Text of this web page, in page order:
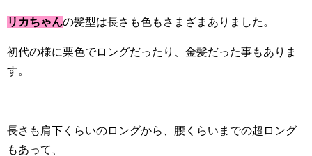
リカちゃんの髪型は長さも色もさまざまありました。
初代の様に栗色でロングだったり、金髪だった事もありま
す。
長さも肩下くらいのロングから、腰くらいまでの超ロング
もあって、